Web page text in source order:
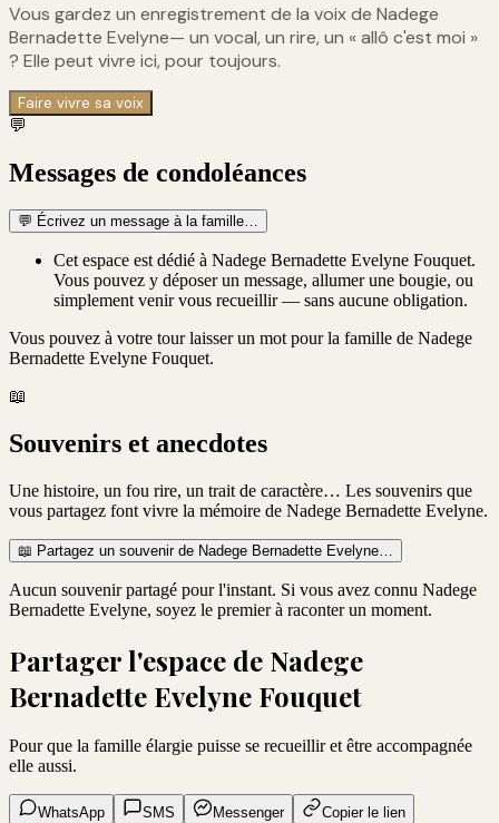
Vous gardez un enregistrement de la voix de Nadege
Bernadette Evelyne— un vocal, un rire, un « allô c'est moi »
? Elle peut vivre ici, pour toujours.
Faire vivre sa voix
💬
Messages de condoléances
💬 Écrivez un message à la famille…
Cet espace est dédié à Nadege Bernadette Evelyne Fouquet.
Vous pouvez y déposer un message, allumer une bougie, ou
simplement venir vous recueillir — sans aucune obligation.
Vous pouvez à votre tour laisser un mot pour la famille de Nadege
Bernadette Evelyne Fouquet.
📖
Souvenirs et anecdotes
Une histoire, un fou rire, un trait de caractère… Les souvenirs que
vous partagez font vivre la mémoire de Nadege Bernadette Evelyne.
📖 Partagez un souvenir de Nadege Bernadette Evelyne…
Aucun souvenir partagé pour l'instant. Si vous avez connu Nadege
Bernadette Evelyne, soyez le premier à raconter un moment.
Partager l'espace de Nadege
Bernadette Evelyne Fouquet
Pour que la famille élargie puisse se recueillir et être accompagnée
elle aussi.
WhatsApp SMS Messenger Copier le lien